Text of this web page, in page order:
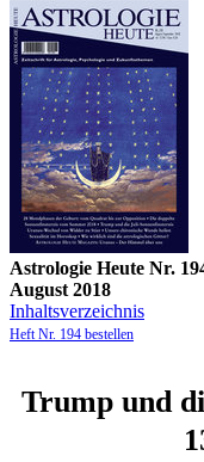
Astrologie Heute Nr.
August 2018
Inhaltsverzeichnis
Heft Nr. 194 bestellen
Trump und